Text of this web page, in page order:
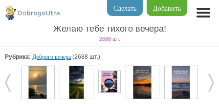
Добавить
Сделать
Желаю тебе тихого вечера!
2688 шт.
Рубрика: Доброго вечера (2688 шт.)